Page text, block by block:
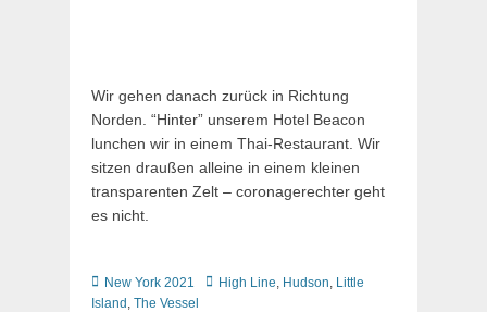
Wir gehen danach zurück in Richtung
Norden. “Hinter” unserem Hotel Beacon
lunchen wir in einem Thai-Restaurant. Wir
sitzen draußen alleine in einem kleinen
transparenten Zelt – coronagerechter geht
es nicht.
Kategorien
New York 2021 Schlagworte
High Line, Hudson, Little
Island , The Vessel